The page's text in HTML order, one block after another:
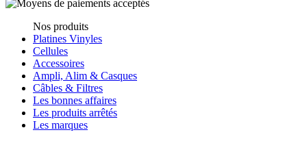
Nos produits
Platines Vinyles
Cellules
Accessoires
Ampli, Alim & Casques
Câbles & Filtres
Les bonnes affaires
Les produits arrêtés
Les marques